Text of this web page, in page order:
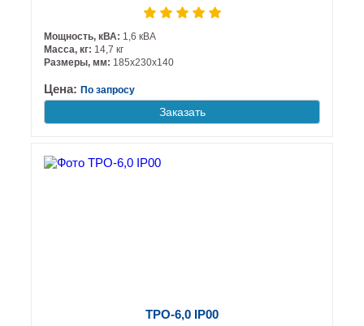
Мощность, кВА: 1,6 кВА
Масса, кг: 14,7 кг
Размеры, мм: 185х230х140
Цена: По запросу
Заказать
ТРО-6,0 IP00